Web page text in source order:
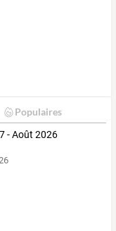
Populaires
- Août 2026